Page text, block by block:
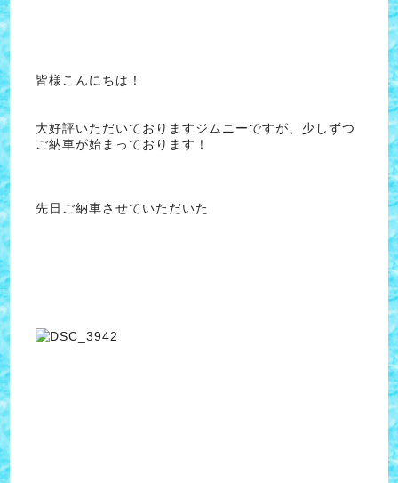
皆様こんにちは！
大好評いただいておりますジムニーですが、少しずつ
ご納車が始まっております！
先日ご納車させていただいた